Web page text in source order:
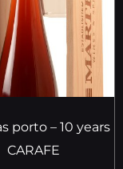
porto – 10 years
CARAFE